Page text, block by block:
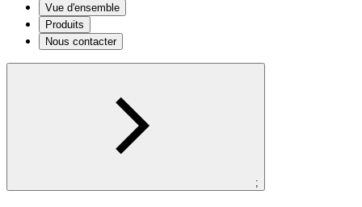
Vue d'ensemble
Produits
Nous contacter
;